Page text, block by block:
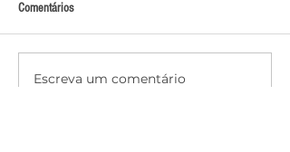
Jovem de Piranhas representa
Comentários
Escreva um comentário